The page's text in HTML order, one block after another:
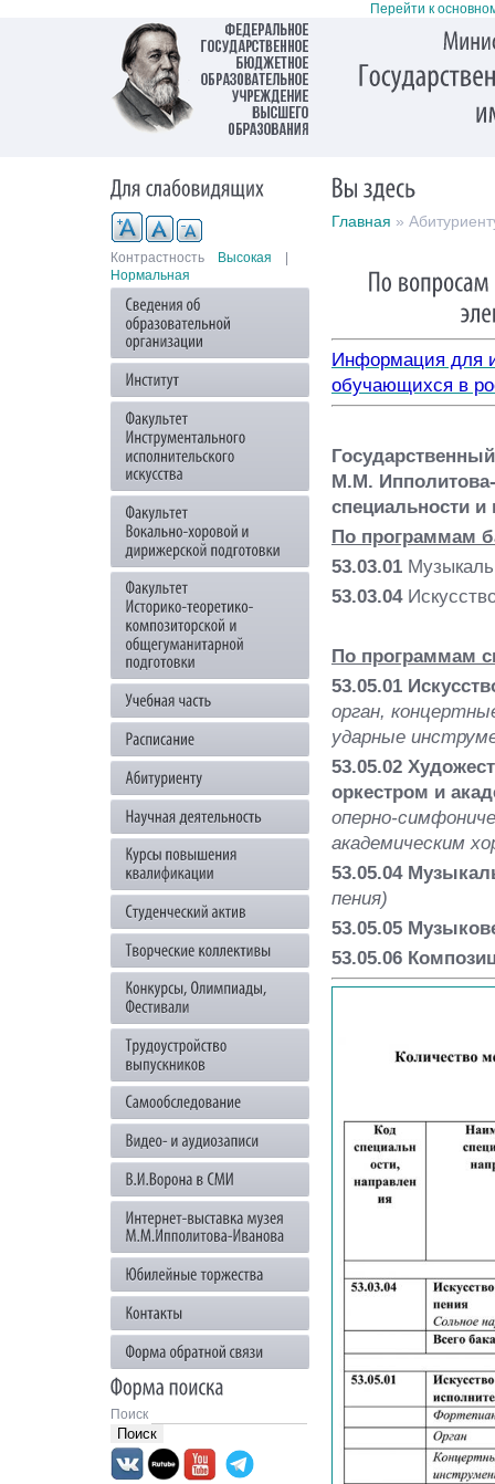
Перейти к
Контрастность Высокая
Нормальная
Поиск
Главная »
Информация для
обучающихся в
М.М.
специальности
По программам
53.03.01
53.03.04
По программам
53.05.01
орган,
ударные
53.05.02
оркестром и
оперно-
академическим
53.05.04
пения)
53.05.05
53.05.06